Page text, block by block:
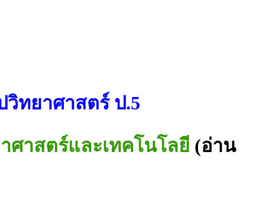
วิทยาศาสตร์ ป.5
ศาสตร์และเทคโนโลยี (อ่าน